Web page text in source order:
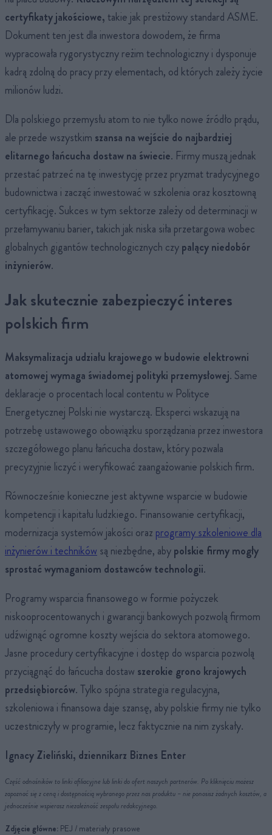
certyfikaty jakościowe, takie jak prestiżowy standard ASME.
Dokument ten jest dla inwestora dowodem, że firma
wypracowała rygorystyczny reżim technologiczny i dysponuje
kadrą zdolną do pracy przy elementach, od których zależy życie
milionów ludzi.
Dla polskiego przemysłu atom to nie tylko nowe źródło prądu,
ale przede wszystkim szansa na wejście do najbardziej
elitarnego łańcucha dostaw na świecie. Firmy muszą jednak
przestać patrzeć na tę inwestycję przez pryzmat tradycyjnego
budownictwa i zacząć inwestować w szkolenia oraz kosztowną
certyfikację. Sukces w tym sektorze zależy od determinacji w
przełamywaniu barier, takich jak niska siła przetargowa wobec
globalnych gigantów technologicznych czypalący niedobór
inżynierów.
Jak skutecznie zabezpieczyć interes
polskich firm
Maksymalizacja udziału krajowego w budowie elektrowni
atomowej wymaga świadomej polityki przemysłowej. Same
deklaracje o procentach local contentu w Polityce
Energetycznej Polski nie wystarczą. Eksperci wskazują na
potrzebę ustawowego obowiązku sporządzania przez inwestora
szczegółowego planu łańcucha dostaw, który pozwala
precyzyjnie liczyć i weryfikować zaangażowanie polskich firm.
Równocześnie konieczne jest aktywne wsparcie w budowie
kompetencji i kapitału ludzkiego. Finansowanie certyfikacji,
modernizacja systemów jakości oraz programy szkoleniowe dla
inżynierów i techników są niezbędne, abypolskie firmy mogły
sprostać wymaganiom dostawców technologii.
Programy wsparcia finansowego w formie pożyczek
niskooprocentowanych i gwarancji bankowych pozwolą firmom
udźwignąć ogromne koszty wejścia do sektora atomowego.
Jasne procedury certyfikacyjne i dostęp do wsparcia pozwolą
przyciągnąć do łańcucha dostaw szerokie grono krajowych
przedsiębiorców. Tylko spójna strategia regulacyjna,
szkoleniowa i finansowa daje szansę, aby polskie firmy nie tylko
uczestniczyły w programie, lecz faktycznie na nim zyskały.
Ignacy Zieliński, dziennikarz Biznes Enter
Część odnośników to linki afiliacyjne lub linki do ofert naszych partnerów. Po kliknięciu możesz
zapoznać się z ceną i dostępnością wybranego przez nas produktu – nie ponosisz żadnych kosztów, a
jednocześnie wspierasz niezależność zespołu redakcyjnego.
Zdjęcie główne: PEJ / materiały prasowe